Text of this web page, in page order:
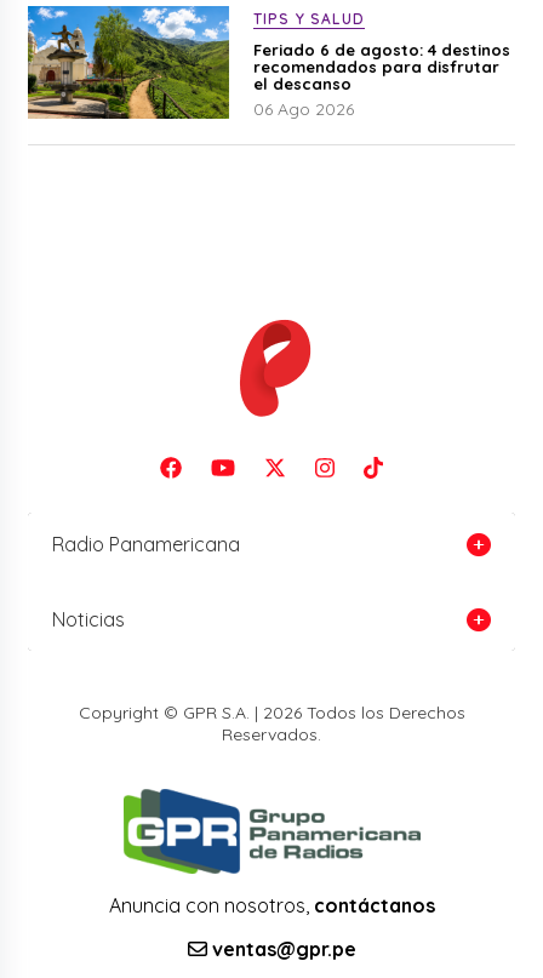
TIPS Y SALUD
Feriado 6 de agosto: 4 destinos
recomendados para disfrutar
el descanso
06 Ago 2026
Radio Panamericana
Noticias
Copyright © GPR S.A. | 2026 Todos los Derechos
Reservados.
Anuncia con nosotros, contáctanos
ventas@gpr.pe